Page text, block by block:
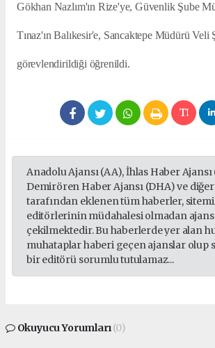
Gökhan Nazlım'ın Rize'ye, Güvenlik Şube
Tınaz'ın Balıkesir'e, Sancaktepe Müdürü
görevlendirildiği öğrenildi.
Anadolu Ajansı (AA), İhlas Haber
Demirören Haber Ajansı (DHA) ve
tarafından eklenen tüm haberler,
editörlerinin müdahalesi olmadan
çekilmektedir. Bu haberlerde yer alan
muhataplar haberi geçen ajanslar olup
bir editörü sorumlu tutulamaz...
Okuyucu Yorumları(0)